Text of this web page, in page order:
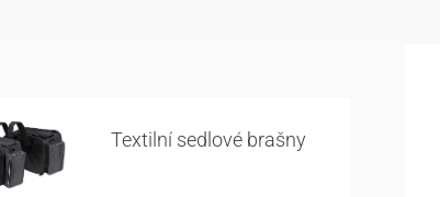
Textilní sedlové brašny